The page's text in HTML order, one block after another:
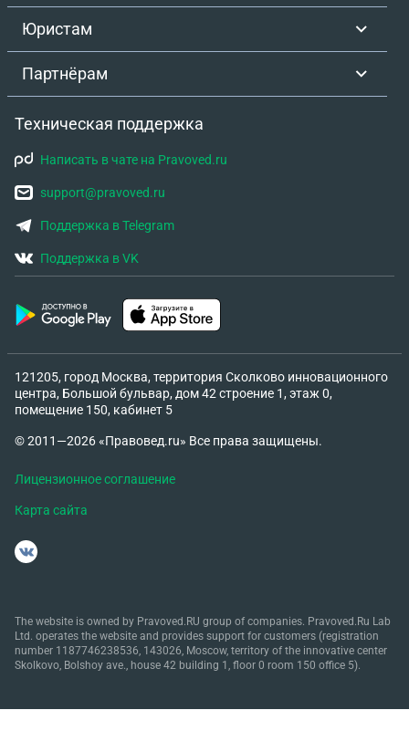
Юристам
Партнёрам
Техническая поддержка
Написать в чате на Pravoved.ru
support@pravoved.ru
Поддержка в Telegram
Поддержка в VK
121205, город Москва, территория Сколково инновационного
центра, Большой бульвар, дом 42 строение 1, этаж 0,
помещение 150, кабинет 5
© 2011—2026 «Правовед.ru» Все права защищены.
Лицензионное соглашение
Карта сайта
The website is owned by Pravoved.RU group of companies. Pravoved.Ru Lab
Ltd. operates the website and provides support for customers (registration
number 1187746238536, 143026, Moscow, territory of the innovative center
Skolkovo, Bolshoy ave., house 42 building 1, floor 0 room 150 office 5).